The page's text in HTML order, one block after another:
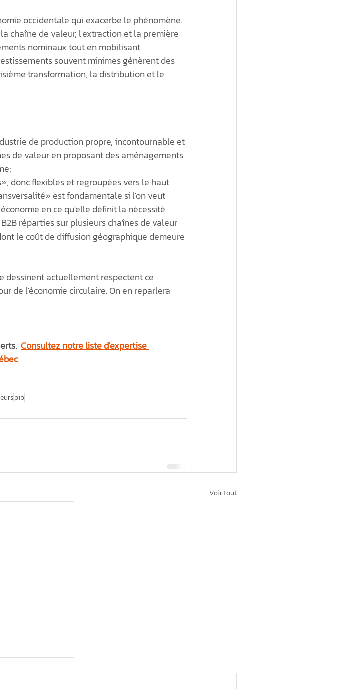
occidentale qui exacerbe le phénomène.
chaîne de valeur, l'extraction et la première
nominaux tout en mobilisant
souvent minimes génèrent des
transformation, la distribution et le
de production propre, incontournable et
de valeur en proposant des aménagements
donc flexibles et regroupées vers le haut
est fondamentale si l'on veut
en ce qu'elle définit la nécessité
réparties sur plusieurs chaînes de valeur
le coût de diffusion géographique demeure
dessinent actuellement respectent ce
de l'économie circulaire. On en reparlera
Consultez notre liste d'expertise
pib
Voir tout